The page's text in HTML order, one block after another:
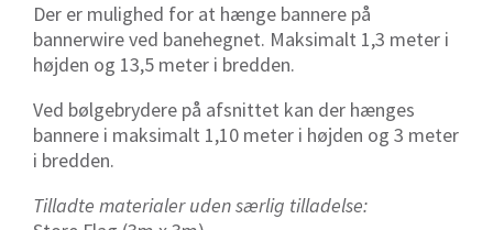
Der er mulighed for at hænge bannere på
bannerwire ved banehegnet. Maksimalt 1,3 meter i
højden og 13,5 meter i bredden.
Ved bølgebrydere på afsnittet kan der hænges
bannere i maksimalt 1,10 meter i højden og 3 meter
i bredden.
Tilladte materialer uden særlig tilladelse: